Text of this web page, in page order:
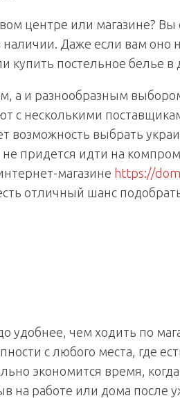
центре или магазине? Вы
наличии. Даже если вам оно
купить постельное белье в
а и разнообразным
с несколькими
возможность выбрать
не придется идти на
магазине https://
отличный шанс
удобнее, чем ходить по
с любого места, где
экономится время,
на работе или дома после